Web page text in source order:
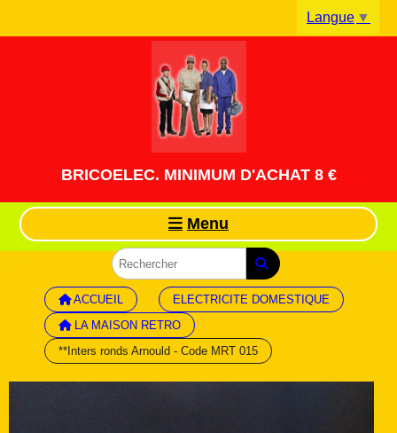
BRICOELEC. MINIMUM D'ACHAT 8 €
Menu
ACCUEIL
ELECTRICITE DOMESTIQUE
LA MAISON RETRO
**Inters ronds Arnould - Code MRT 015
Langue ▼